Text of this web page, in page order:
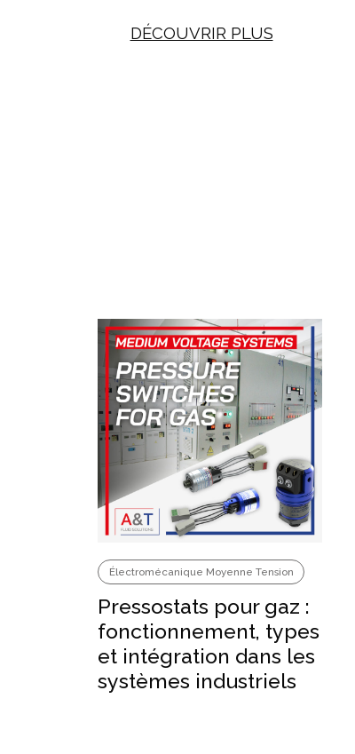
DÉCOUVRIR PLUS
Électromécanique Moyenne Tension
Pressostats pour gaz :
fonctionnement, types
et intégration dans les
systèmes industriels